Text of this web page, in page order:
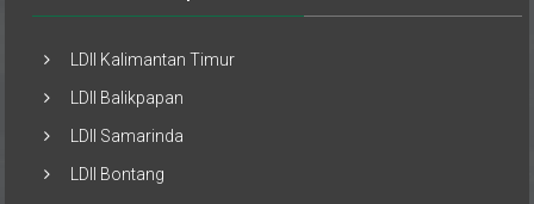
LDII Samarinda
LDII Kutai Timur